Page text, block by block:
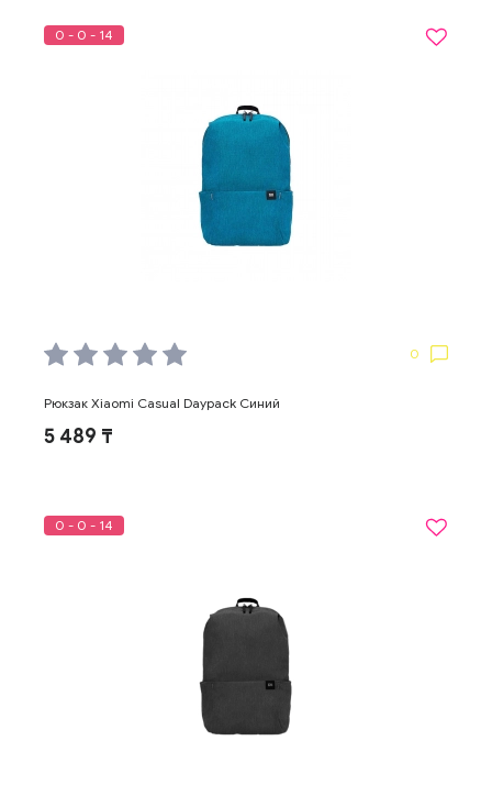
0 - 0 - 14
0
Рюкзак Xiaomi Casual Daypack Синий
5 489 ₸
0 - 0 - 14